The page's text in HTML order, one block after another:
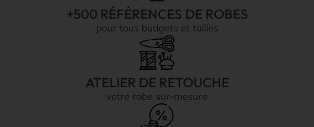
+500 RÉFÉRENCES DE ROBES
pour tous budgets et tailles
ATELIER DE RETOUCHE
votre robe sur-mesure